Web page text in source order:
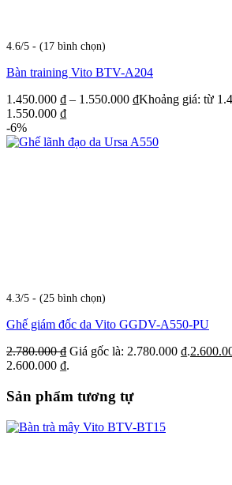
4.6/5 - (17 bình chọn)
Bàn training Vito BTV-A204
1.450.000 ₫ – 1.550.000 ₫Khoảng giá: từ
1.550.000 ₫
-6%
4.3/5 - (25 bình chọn)
Ghế giám đốc da Vito GGDV-A550-PU
2.780.000₫ Giá gốc là: 2.780.000 ₫.
2.600.000 ₫.
Sản phẩm tương tự